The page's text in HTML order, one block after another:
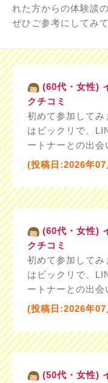
れた方からの体験談
ぜひご参考にしてみ
(60代・女性)
クチコミ
初めて参加してみ
はビックリで、
ートナーとの出
(投稿日:2026年07
(60代・女性)
クチコミ
初めて参加してみ
はビックリで、
ートナーとの出
(投稿日:2026年07
(50代・女性)